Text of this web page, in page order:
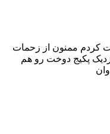
کردم ممنون از زحمات
پکیج دوخت رو هم